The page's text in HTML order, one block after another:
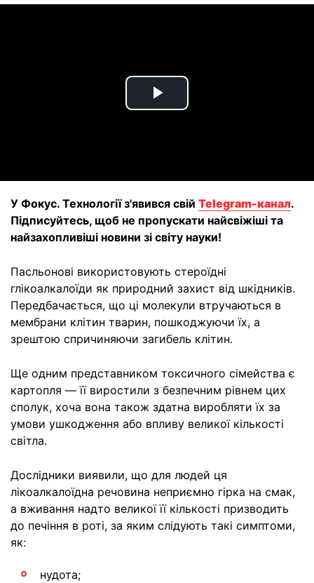
Play
У Фокус. Технології з'явився свій Telegram-канал.
Підписуйтесь, щоб не пропускати найсвіжіші та
найзахопливіші новини зі світу науки!
Пасльонові використовують стероїдні
глікоалкалоїди як природний захист від шкідників.
Передбачається, що ці молекули втручаються в
мембрани клітин тварин, пошкоджуючи їх, а
зрештою спричиняючи загибель клітин.
Ще одним представником токсичного сімейства є
картопля — її виростили з безпечним рівнем цих
сполук, хоча вона також здатна виробляти їх за
умови ушкодження або впливу великої кількості
світла.
Дослідники виявили, що для людей ця
лікоалкалоїдна речовина неприємно гірка на смак,
а вживання надто великої її кількості призводить
до печіння в роті, за яким слідують такі симптоми,
як:
нудота;